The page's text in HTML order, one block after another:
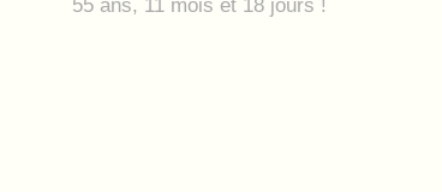
55 ans, 11 mois et 18 jours !